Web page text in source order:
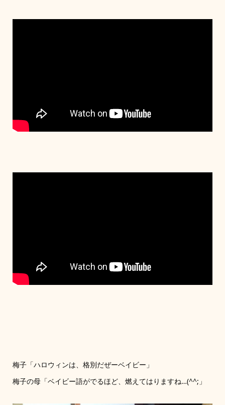
梅子「ハロウィンは、格別だぜーベイビー」
梅子の母「ベイビー語がでるほど、燃えてはりますね…(^^;」